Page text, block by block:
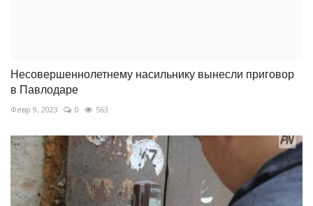
Несовершеннолетнему насильнику вынесли приговор
в Павлодаре
Февр 9, 2023 0 563